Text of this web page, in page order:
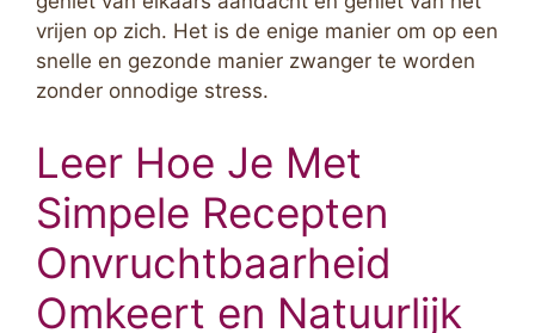
vrijen op zich. Het is de enige manier om op een
snelle en gezonde manier zwanger te worden
zonder onnodige stress.
Leer Hoe Je Met
Simpele Recepten
Onvruchtbaarheid
Omkeert en Natuurlijk